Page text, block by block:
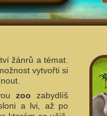
žánrů a témat.
vytvořti si
zoo zabydlíš
a lvi, až po